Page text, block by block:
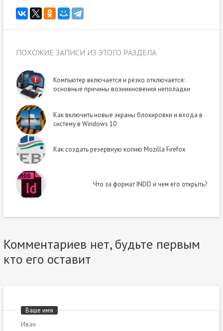
ПОХОЖИЕ ЗАПИСИ ИЗ ЭТОГО РАЗДЕЛА
Компьютер включается и резко отключается:
основные причины возникновения неполадки
Как включить новые экраны блокировки и входа в
систему в Windows 10
Как создать резервную копию Mozilla Firefox
Что за формат INDD и чем его открыть?
Комментариев нет, будьте первым
кто его оставит
Ваше имя